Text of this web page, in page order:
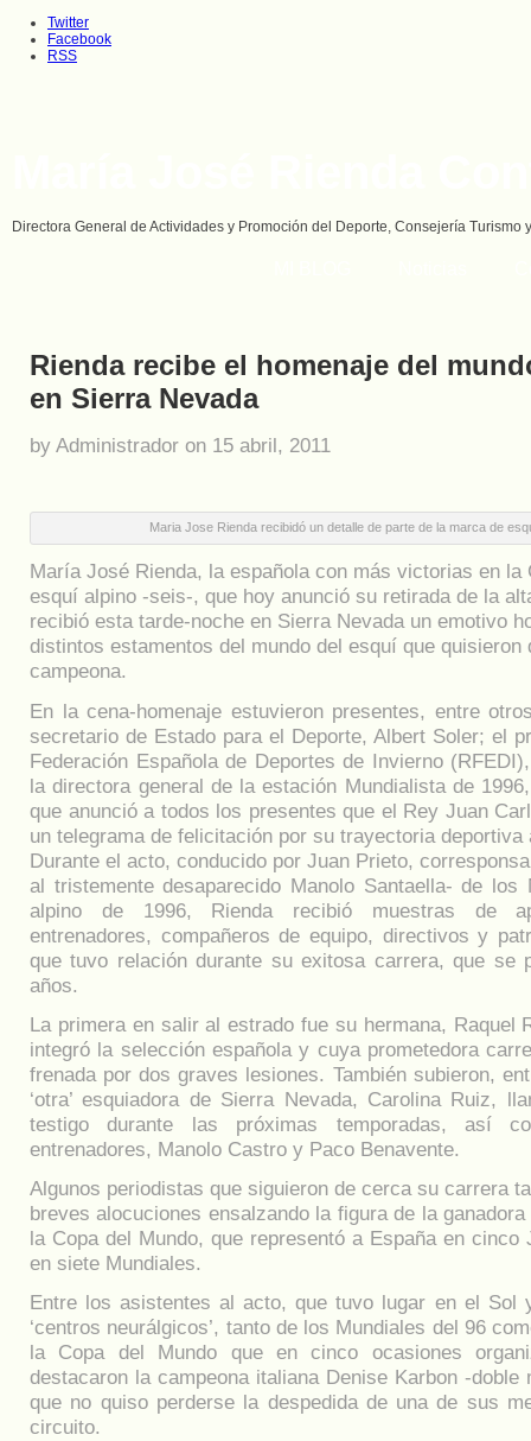
Twitter
Facebook
RSS
Directora General de Actividades y Promoción del Deporte, Consejería Turismo
Rienda recibe el homenaje del
en Sierra Nevada
by Administrador on 15 abril, 2011
Maria Jose Rienda recibidó un detalle de parte de la marca de
María José Rienda, la española con más victorias en la
esquí alpino -seis-, que hoy anunció su retirada de la
recibió esta tarde-noche en Sierra Nevada un emotivo
distintos estamentos del mundo del esquí que quisieron
campeona.
En la cena-homenaje estuvieron presentes, entre
secretario de Estado para el Deporte, Albert Soler; el
Federación Española de Deportes de Invierno
la directora general de la estación Mundialista de
que anunció a todos los presentes que el Rey Juan
un telegrama de felicitación por su trayectoria deportiva
Durante el acto, conducido por Juan Prieto,
al tristemente desaparecido Manolo Santaella- de los
alpino de 1996, Rienda recibió muestras de
entrenadores, compañeros de equipo, directivos y
que tuvo relación durante su exitosa carrera, que se
años.
La primera en salir al estrado fue su hermana, Raquel
integró la selección española y cuya prometedora
frenada por dos graves lesiones. También subieron,
‘otra’ esquiadora de Sierra Nevada, Carolina Ruiz,
testigo durante las próximas temporadas, así
entrenadores, Manolo Castro y Paco Benavente.
Algunos periodistas que siguieron de cerca su carrera
breves alocuciones ensalzando la figura de la
la Copa del Mundo, que representó a España en
en siete Mundiales.
Entre los asistentes al acto, que tuvo lugar en el Sol
‘centros neurálgicos’, tanto de los Mundiales del 96
la Copa del Mundo que en cinco ocasiones
destacaron la campeona italiana Denise Karbon -doble
que no quiso perderse la despedida de una de sus
circuito.